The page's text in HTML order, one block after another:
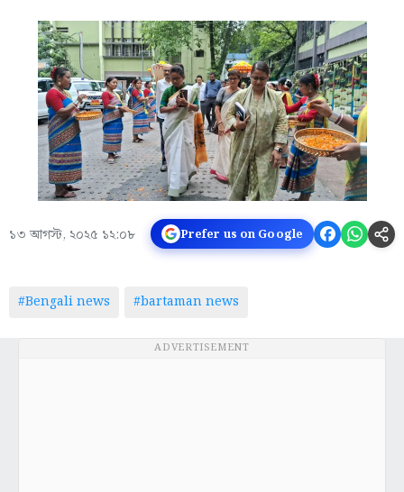
১৩ আগস্ট, ২০২৫ ১২:০৮ Prefer us on Google
#Bengali news #bartaman news
ADVERTISEMENT